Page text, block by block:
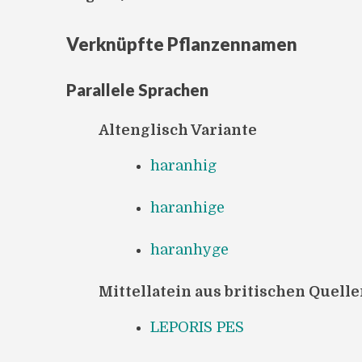
Verknüpfte Pflanzennamen
Parallele Sprachen
Altenglisch Variante
haranhig
haranhige
haranhyge
Mittellatein aus britischen
LEPORIS PES